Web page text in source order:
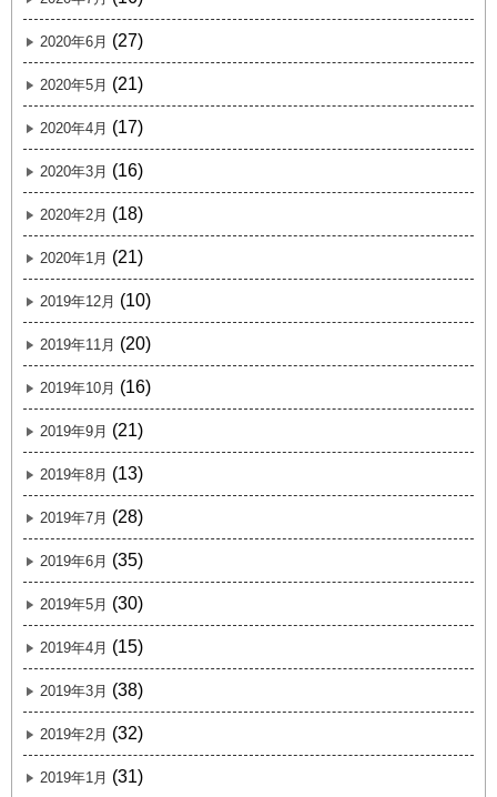
2020年6月 (27)
2020年5月 (21)
2020年4月 (17)
2020年3月 (16)
2020年2月 (18)
2020年1月 (21)
2019年12月 (10)
2019年11月 (20)
2019年10月 (16)
2019年9月 (21)
2019年8月 (13)
2019年7月 (28)
2019年6月 (35)
2019年5月 (30)
2019年4月 (15)
2019年3月 (38)
2019年2月 (32)
2019年1月 (31)